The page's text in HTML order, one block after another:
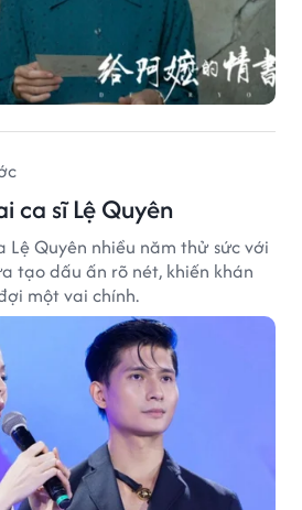
ca sĩ Lệ Quyên
Lệ Quyên nhiều năm thử sức với
tạo dấu ấn rõ nét, khiến khán
một vai chính.